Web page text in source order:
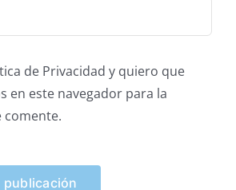
de Privacidad y quiero que
en este navegador para la
comente.